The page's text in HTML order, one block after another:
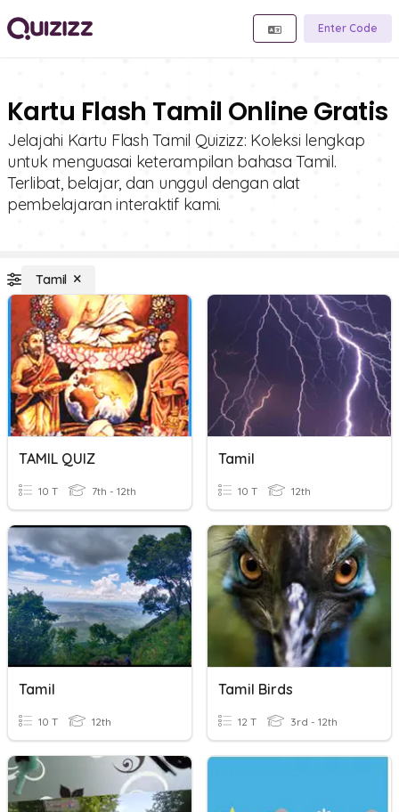
Enter Code
Kartu Flash Tamil Online Gratis
Jelajahi Kartu Flash Tamil Quizizz: Koleksi lengkap
untuk menguasai keterampilan bahasa Tamil.
Terlibat, belajar, dan unggul dengan alat
pembelajaran interaktif kami.
Tamil
TAMIL QUIZ
10 T 7th - 12th
Tamil
10 T 12th
Tamil
10 T 12th
Tamil Birds
12 T 3rd - 12th